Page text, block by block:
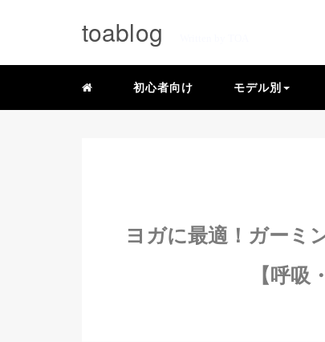
toablog
初心者向け モデル別
ヨガに最適！ガーミ
【呼吸